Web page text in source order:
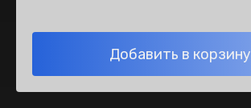
Добавить в корзину